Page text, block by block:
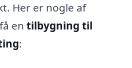
Her er nogle af
en tilbygning til
: